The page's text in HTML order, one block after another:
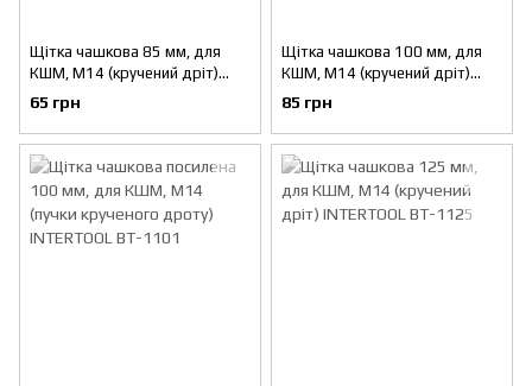
Щітка чашкова 85 мм, для
КШМ, М14 (кручений дріт)
INTERTOOL BT-1085
65 грн
Щітка чашкова 100 мм, для
КШМ, М14 (кручений дріт)
INTERTOOL BT-1100
85 грн